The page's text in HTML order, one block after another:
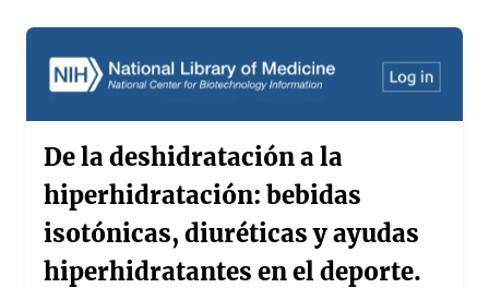
De la deshidratación a la
hiperhidratación: bebidas
isotónicas, diuréticas y ayudas
hiperhidratantes en el deporte.